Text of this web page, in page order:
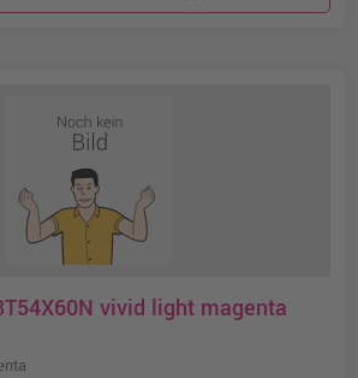
vivid light magenta